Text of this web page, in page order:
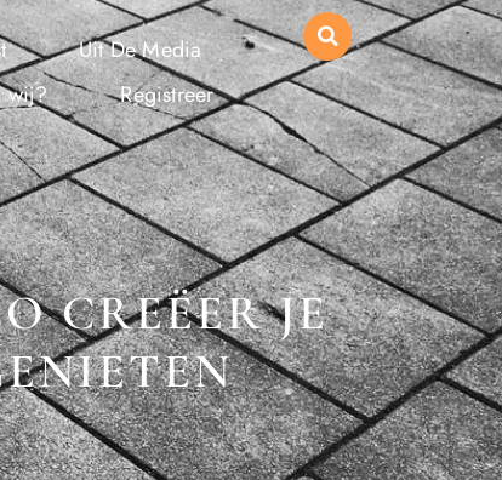
Uit De Media
wij?
Registreer
CREËER JE